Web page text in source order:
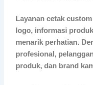
Layanan cetak
logo, informasi
menarik perhatian.
profesional,
produk, dan brand